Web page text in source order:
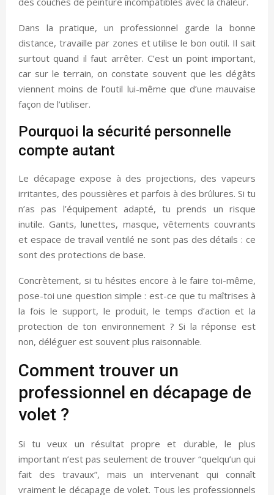
Dans la pratique, un professionnel garde la bonne
distance, travaille par zones et utilise le bon outil. Il sait
surtout quand il faut arrêter. C’est un point important,
car sur le terrain, on constate souvent que les dégâts
viennent moins de l’outil lui-même que d’une mauvaise
façon de l’utiliser.
Pourquoi la sécurité personnelle
compte autant
Le décapage expose à des projections, des vapeurs
irritantes, des poussières et parfois à des brûlures. Si tu
n’as pas l’équipement adapté, tu prends un risque
inutile. Gants, lunettes, masque, vêtements couvrants
et espace de travail ventilé ne sont pas des détails : ce
sont des protections de base.
Concrètement, si tu hésites encore à le faire toi-même,
pose-toi une question simple : est-ce que tu maîtrises à
la fois le support, le produit, le temps d’action et la
protection de ton environnement ? Si la réponse est
non, déléguer est souvent plus raisonnable.
Comment trouver un
professionnel en décapage de
volet ?
Si tu veux un résultat propre et durable, le plus
important n’est pas seulement de trouver “quelqu’un qui
fait des travaux”, mais un intervenant qui connaît
vraiment le décapage de volet. Tous les professionnels